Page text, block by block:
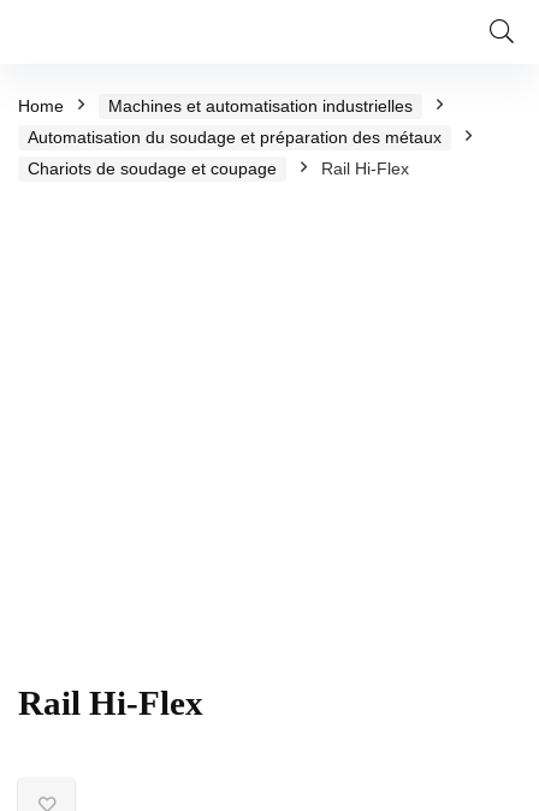
Home
Machines et automatisation industrielles
Automatisation du soudage et préparation des métaux
Chariots de soudage et coupage
Rail Hi-Flex
Rail Hi-Flex